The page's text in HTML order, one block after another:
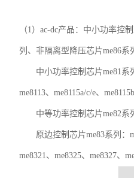
（1）ac-dc产品：中小功率控
列、非隔离型降压芯片me86系
中小功率控制芯片me81系列：
me8113、me8115a/c/e、
中等功率控制芯片me82系列
原边控制芯片me83系列：
me8321、me8325、me8327、